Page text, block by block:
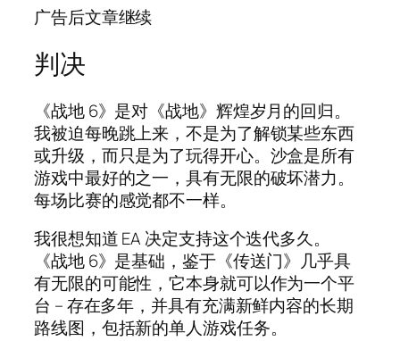
广告后文章继续
判决
《战地 6》是对《战地》辉煌岁月的回归。
我被迫每晚跳上来，不是为了解锁某些东西
或升级，而只是为了玩得开心。沙盒是所有
游戏中最好的之一，具有无限的破坏潜力。
每场比赛的感觉都不一样。
我很想知道 EA 决定支持这个迭代多久。
《战地 6》是基础，鉴于《传送门》几乎具
有无限的可能性，它本身就可以作为一个平
台 – 存在多年，并具有充满新鲜内容的长期
路线图，包括新的单人游戏任务。